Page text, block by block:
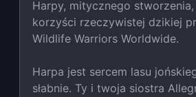
Harpy, mitycznego
korzyści rzeczywistej dzikiej
Wildlife Warriors Worldwide.
Harpa jest sercem lasu
słabnie. Ty i twoja siostra